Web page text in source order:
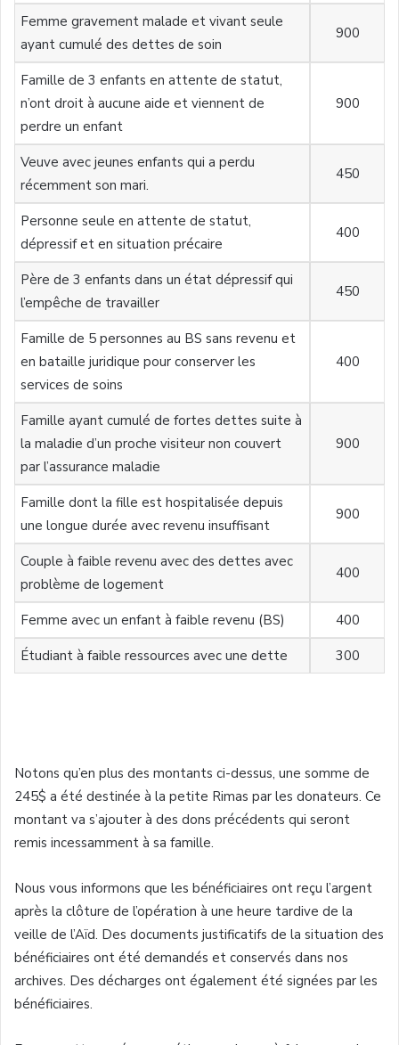
Femme gravement malade et vivant seule
ayant cumulé des dettes de soin
900
Famille de 3 enfants en attente de statut,
n’ont droit à aucune aide et viennent de
perdre un enfant
900
Veuve avec jeunes enfants qui a perdu
récemment son mari.
450
Personne seule en attente de statut,
dépressif et en situation précaire
400
Père de 3 enfants dans un état dépressif qui
l’empêche de travailler
450
Famille de 5 personnes au BS sans revenu et
en bataille juridique pour conserver les
services de soins
400
Famille ayant cumulé de fortes dettes suite à
la maladie d’un proche visiteur non couvert
par l’assurance maladie
900
Famille dont la fille est hospitalisée depuis
une longue durée avec revenu insuffisant
900
Couple à faible revenu avec des dettes avec
problème de logement
400
Femme avec un enfant à faible revenu (BS)
400
Étudiant à faible ressources avec une dette
300
Notons qu’en plus des montants ci-dessus, une somme de
245$ a été destinée à la petite Rimas par les donateurs. Ce
montant va s’ajouter à des dons précédents qui seront
remis incessamment à sa famille.
Nous vous informons que les bénéficiaires ont reçu l’argent
après la clôture de l’opération à une heure tardive de la
veille de l’Aïd. Des documents justificatifs de la situation des
bénéficiaires ont été demandés et conservés dans nos
archives. Des décharges ont également été signées par les
bénéficiaires.